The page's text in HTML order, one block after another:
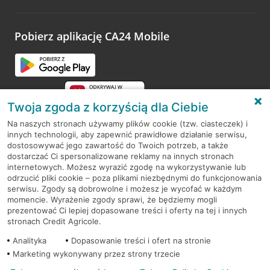
opinie.
Pobierz aplikację CA24 Mobile
RODO
Regulamin serwisu
Mapa serwisu
PolitykaCookies
Twoja zgoda z korzyścią dla Ciebie
Na naszych stronach używamy plików cookie (tzw. ciasteczek) i
innych technologii, aby zapewnić prawidłowe działanie serwisu,
dostosowywać jego zawartość do Twoich potrzeb, a także
dostarczać Ci spersonalizowane reklamy na innych stronach
internetowych. Możesz wyrazić zgodę na wykorzystywanie lub
odrzucić pliki cookie – poza plikami niezbędnymi do funkcjonowania
serwisu. Zgody są dobrowolne i możesz je wycofać w każdym
momencie. Wyrażenie zgody sprawi, że będziemy mogli
prezentować Ci lepiej dopasowane treści i oferty na tej i innych
stronach Credit Agricole.
Analityka
Dopasowanie treści i ofert na stronie
Marketing wykonywany przez strony trzecie